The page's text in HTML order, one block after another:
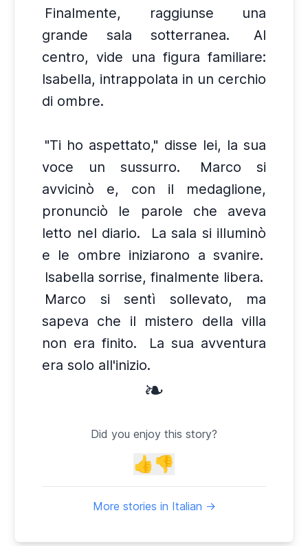
Finalmente, raggiunse una
grande sala sotterranea.
Al
centro, vide una figura familiare:
Isabella, intrappolata in un cerchio
di ombre.
"Ti ho aspettato," disse lei, la sua
voce un sussurro.
Marco si
avvicinò e, con il medaglione,
pronunciò le parole che aveva
letto nel diario.
La sala si illuminò
e le ombre iniziarono a svanire.
Isabella sorrise, finalmente libera.
Marco si sentì sollevato, ma
sapeva che il mistero della villa
non era finito.
La sua avventura
era solo all'inizio.
❧
Did you enjoy this story?
👍👎
More stories in Italian →